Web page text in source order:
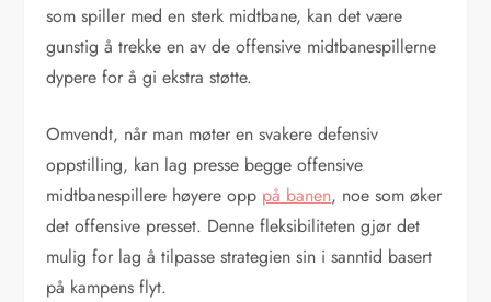
som spiller med en sterk midtbane, kan det være
gunstig å trekke en av de offensive midtbanespillerne
dypere for å gi ekstra støtte.
Omvendt, når man møter en svakere defensiv
oppstilling, kan lag presse begge offensive
midtbanespillere høyere opp på banen, noe som øker
det offensive presset. Denne fleksibiliteten gjør det
mulig for lag å tilpasse strategien sin i sanntid basert
på kampens flyt.